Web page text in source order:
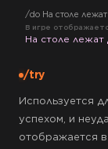
/do На столе
В игре
На столе
/try
Используется
успехом, и
отображается в